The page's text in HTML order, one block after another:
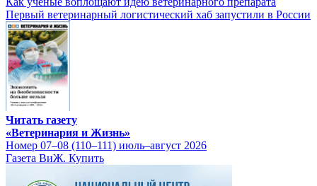
Первый ветеринарный логистический хаб запустили в России
Читать газету
«Ветеринария и Жизнь»
Номер 07–08 (110–111) июль–август 2026
Газета ВиЖ. Купить